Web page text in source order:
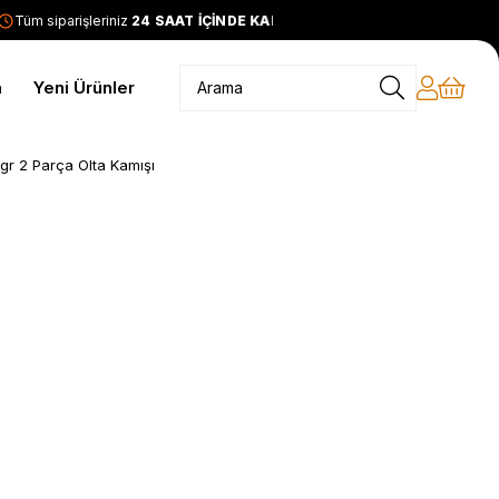
siparişleriniz24 SAAT İÇİNDE KARGODA
Yeni Ürünler
2 Parça Olta Kamışı